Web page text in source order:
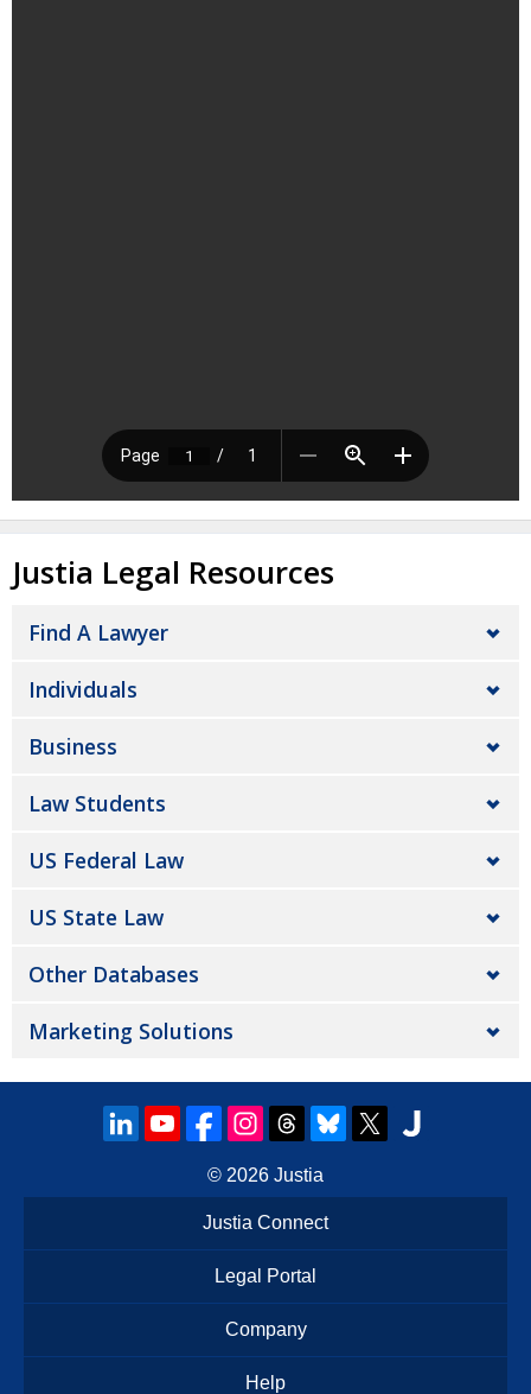
Justia Legal Resources
Find A Lawyer
Individuals
Business
Law Students
US Federal Law
US State Law
Other Databases
Marketing Solutions
© 2026 Justia
Justia Connect
Legal Portal
Company
Help